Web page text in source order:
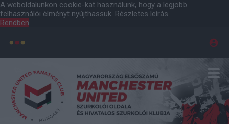
A weboldalunkon cookie-kat használunk, hogy a legjobb
felhasználói élményt nyújthassuk. Részletes leírás
Rendben